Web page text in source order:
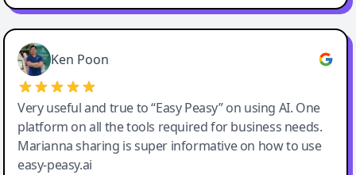
Ken Poon
Very useful and true to “Easy Peasy” on using AI. One
platform on all the tools required for business needs.
Marianna sharing is super informative on how to use
easy-peasy.ai